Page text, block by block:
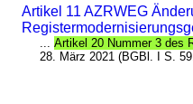
Artikel 11 AZRWEG
...Artikel 20 Nummer 3 des
28. März 2021 (BGBl. I S.